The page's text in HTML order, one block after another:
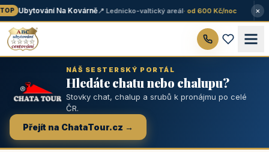
Ubytování Na Kovárně📍 Lednicko-valtický areál· od 600 Kč/noc ×
NÁŠ SESTERSKÝ PORTÁL
Hledáte chatu nebo chalupu?
Stovky chat, chalup a srubů k pronájmu po celé
ČR.
Přejít na ChataTour.cz →